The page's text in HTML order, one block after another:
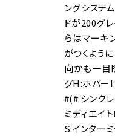
ングシステ
ドが200グ
らはマーキ
がつくよう
向かも一目
グH:ホバー
#(#:シンク
ミディエイ
S:インター